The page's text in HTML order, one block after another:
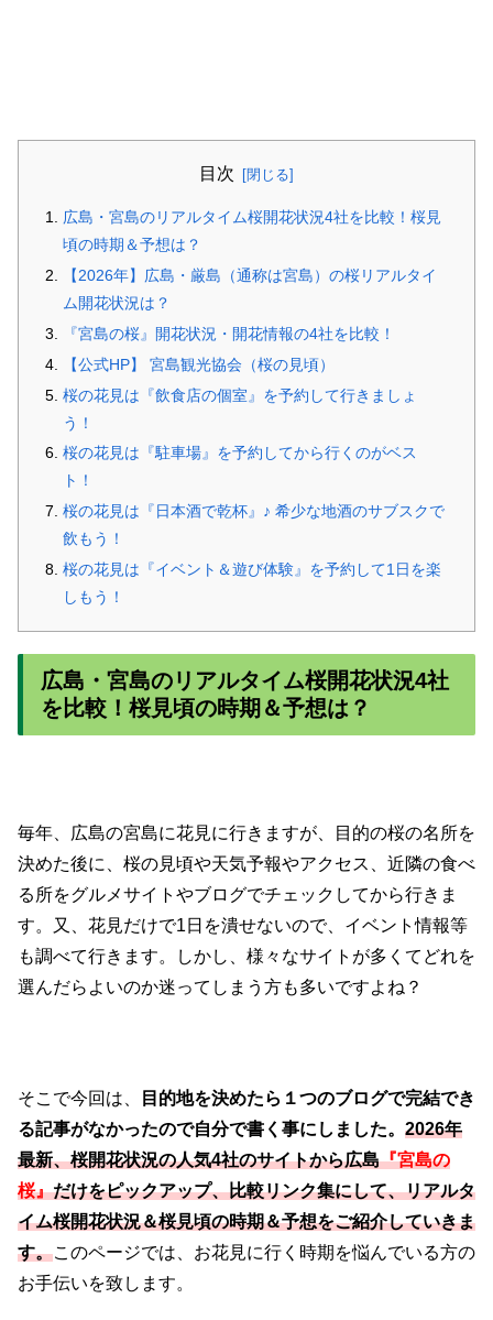
目次
広島・宮島のリアルタイム桜開花状況4社を比較！桜見
頃の時期＆予想は？
【2026年】広島・厳島（通称は宮島）の桜リアルタイ
ム開花状況は？
『宮島の桜』開花状況・開花情報の4社を比較！
【公式HP】 宮島観光協会（桜の見頃）
桜の花見は『飲食店の個室』を予約して行きましょ
う！
桜の花見は『駐車場』を予約してから行くのがベス
ト！
桜の花見は『日本酒で乾杯』♪ 希少な地酒のサブスクで
飲もう！
桜の花見は『イベント＆遊び体験』を予約して1日を楽
しもう！
広島・宮島のリアルタイム桜開花状況4社
を比較！桜見頃の時期＆予想は？
毎年、広島の宮島に花見に行きますが、目的の桜の名所を
決めた後に、桜の見頃や天気予報やアクセス、近隣の食べ
る所をグルメサイトやブログでチェックしてから行きま
す。又、花見だけで1日を潰せないので、イベント情報等
も調べて行きます。しかし、様々なサイトが多くてどれを
選んだらよいのか迷ってしまう方も多いですよね？
そこで今回は、
目的地を決めたら１つのブログで完結でき
る記事がなかったので自分で書く事にしました。 2026年
最新、桜開花状況の人気4社のサイトから広島『宮島の
桜』だけをピックアップ、比較リンク集にして、リアルタ
イム桜開花状況＆桜見頃の時期＆予想をご紹介していきま
す。このページでは、お花見に行く時期を悩んでいる方の
お手伝いを致します。